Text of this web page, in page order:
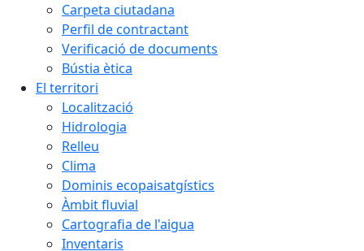
Carpeta ciutadana
Perfil de contractant
Verificació de documents
Bústia ètica
El territori
Localització
Hidrologia
Relleu
Clima
Dominis ecopaisatgístics
Àmbit fluvial
Cartografia de l'aigua
Inventaris